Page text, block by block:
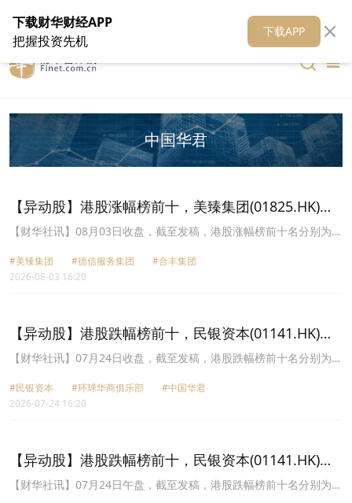
在线客服 关于我们 财华媒体矩阵 财华智库
中国华君
【异动股】港股涨幅榜前十，美臻集团(01825.HK)涨
+113.04%，德信服务集团(02215.HK)涨+86.42%
【财华社讯】08月03日收盘，截至发稿，港股涨幅榜前十名分别为美
+86.42%、合丰集团(02320.HK)涨幅+70.97%、敏捷控股(00186.HK)
涨幅+39.47%、曌生命(08079.HK)涨幅+36.92%、名科国际
国华君(00377.HK)涨幅+27.78%。
#美臻集团 #德信服务集团
#合丰集团
2026-08-03 16:20
【异动股】港股跌幅榜前十，民银资本(01141.HK)跌
28.68%，环球华商俱乐部(01757.HK)跌26.30%
【财华社讯】07月24日收盘，截至发稿，港股跌幅榜前十名分别为民
26.30%、中国华君(00377.HK)跌幅24.24%、筑友智造科技
(00726.HK)跌幅20.51%、中国恒有源集团(08128.HK)跌幅19.35%、
(08210.HK)跌幅17.24%、联洋智能控股(01561.HK)跌幅16.67%。
#民银资本 #环球华商俱乐部
#中国华君
2026-07-24 16:20
【异动股】港股跌幅榜前十，民银资本(01141.HK)跌
34.74%，中国华君(00377.HK)跌24.24%
【财华社讯】07月24日午盘，截至发稿，港股跌幅榜前十名分别为民
下载财华财经APP
把握投资先机
下载APP